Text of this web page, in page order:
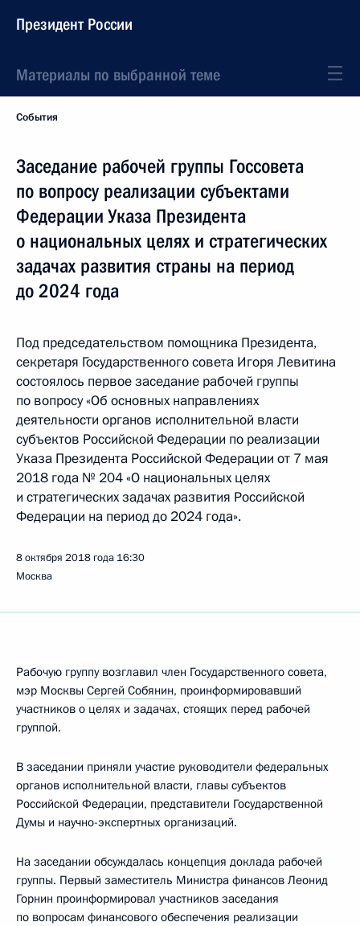
Президент России
Материалы по выбранной теме
События
Заседание рабочей группы Госсовета
по вопросу реализации субъектами
Федерации Указа Президента
о национальных целях и стратегических
задачах развития страны на период
до 2024 года
Под председательством помощника Президента,
секретаря Государственного совета Игоря Левитина
состоялось первое заседание рабочей группы
по вопросу «Об основных направлениях
деятельности органов исполнительной власти
субъектов Российской Федерации по реализации
Указа Президента Российской Федерации от 7 мая
2018 года № 204 «О национальных целях
и стратегических задачах развития Российской
Федерации на период до 2024 года».
8 октября 2018 года 16:30
Москва
Рабочую группу возглавил член Государственного совета,
мэр Москвы Сергей Собянин, проинформировавший
участников о целях и задачах, стоящих перед рабочей
группой.
В заседании приняли участие руководители федеральных
органов исполнительной власти, главы субъектов
Российской Федерации, представители Государственной
Думы и научно-экспертных организаций.
На заседании обсуждалась концепция доклада рабочей
группы. Первый заместитель Министра финансов Леонид
Горнин проинформировал участников заседания
по вопросам финансового обеспечения реализации